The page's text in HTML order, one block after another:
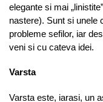
elegante si mai
nastere). Sunt si unele
probleme sefilor, iar
veni si cu cateva idei.
Varsta
Varsta este, iarasi, un